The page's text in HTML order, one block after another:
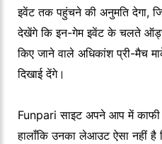
इवेंट तक पहुंचने की अनुमति देगा,
देखेंगे कि इन-गेम इवेंट के चलते
किए जाने वाले अधिकांश प्री-मैच
दिखाई देंगे।
Funpari साइट अपने आप में काफी
हालाँकि उनका लेआउट ऐसा नहीं